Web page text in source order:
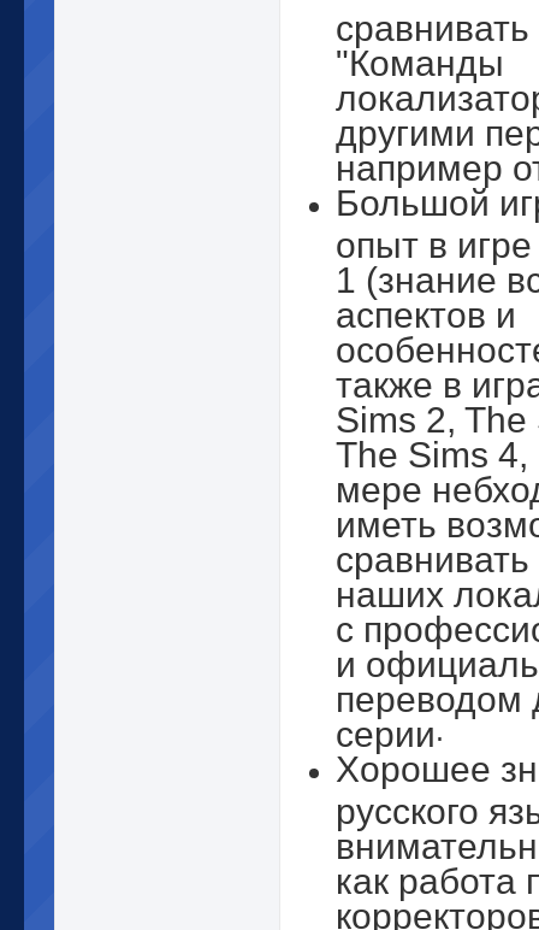
"Команды
другими
например
Большой
опыт в
1 (знание
аспектов и
также в
Sims 2, The
The Sims 4,
мере
иметь
наших
с
и
переводом
серии.
Хорошее
русского
как работа